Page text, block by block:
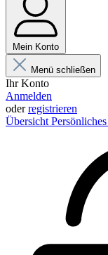
Mein Konto
Menü schließen
Ihr Konto
Anmelden
oderregistrieren
Übersicht